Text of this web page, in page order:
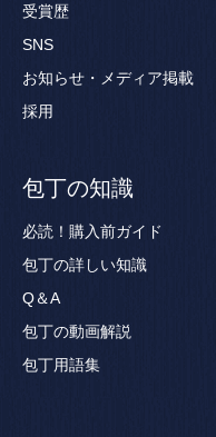
受賞歴
SNS
お知らせ・メディア掲載
採用
包丁の知識
必読！購入前ガイド
包丁の詳しい知識
Q＆A
包丁の動画解説
包丁用語集